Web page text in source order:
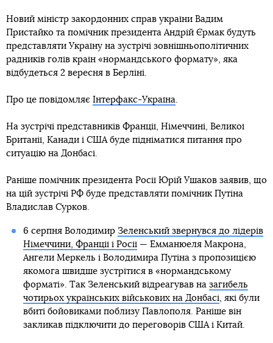
Новий міністр закордонних справ україни Вадим
Пристайко та помічник президента Андрій Єрмак будуть
представляти Україну на зустрічі зовнішньополітичних
радників голів країн «нормандського формату», яка
відбудеться 2 вересня в Берліні.
Про це повідомляє Інтерфакс-Україна.
На зустрічі представників Франції, Німеччині, Великої
Британії, Канади і США буде підніматися питання про
ситуацію на Донбасі.
Раніше помічник президента Росії Юрій Ушаков заявив, що
на цій зустрічі РФ буде представляти помічник Путіна
Владислав Сурков.
6 серпня Володимир Зеленський звернувся до лідерів
Німеччини, Франції і Росії— Емманюеля Макрона,
Ангели Меркель і Володимира Путіна з пропозицією
якомога швидше зустрітися в «нормандському
форматі». Так Зеленський відреагував на загибель
чотирьох українських військових на Донбасі, які були
вбиті бойовиками поблизу Павлополя. Раніше він
закликав підключити до переговорів США і Китай.